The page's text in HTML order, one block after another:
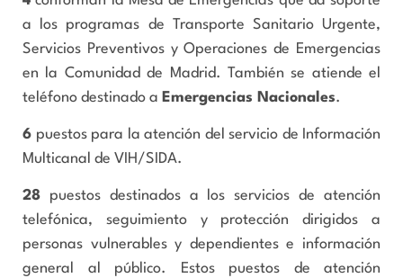
a los programas de Transporte Sanitario Urgente,
Servicios Preventivos y Operaciones de Emergencias
en la Comunidad de Madrid. También se atiende el
teléfono destinado a Emergencias Nacionales.
6 puestos para la atención del servicio de Información
Multicanal de VIH/SIDA.
28 puestos destinados a los servicios de atención
telefónica, seguimiento y protección dirigidos a
personas vulnerables y dependientes e información
general al público. Estos puestos de atención